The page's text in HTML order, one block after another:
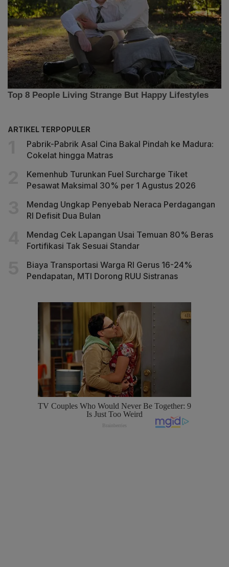
ARTIKEL TERPOPULER
Pabrik-Pabrik Asal Cina Bakal Pindah ke Madura:
Cokelat hingga Matras
Kemenhub Turunkan Fuel Surcharge Tiket
Pesawat Maksimal 30% per 1 Agustus 2026
Mendag Ungkap Penyebab Neraca Perdagangan
RI Defisit Dua Bulan
Mendag Cek Lapangan Usai Temuan 80% Beras
Fortifikasi Tak Sesuai Standar
Biaya Transportasi Warga RI Gerus 16-24%
Pendapatan, MTI Dorong RUU Sistranas